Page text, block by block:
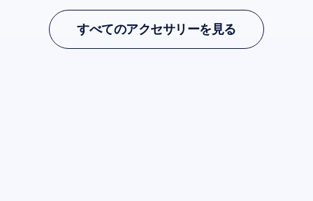
アクセサリーを見る
すべてのアクセサリーを見る
すべてのアクセサリーを見る